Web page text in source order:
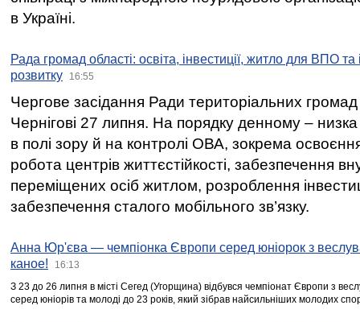
в Україні.
Рада громад області: освіта, інвестиції, житло для ВПО
розвитку
16:55
Чергове засідання Ради територіальних громад
Чернігові 27 липня. На порядку денному –
в полі зору й на контролі ОВА, зокрема освоєння
робота центрів життєстійкості, забезпечення
переміщених осіб житлом, розроблення
забезпечення сталого мобільного зв’язку.
Анна Юр'єва — чемпіонка Європи серед юніорок з
каное!
16:13
З 23 до 26 липня в місті Сегед (Угорщина) відбувся чемпіонат Європи з
серед юніорів та молоді до 23 років, який зібрав найсильніших молодих